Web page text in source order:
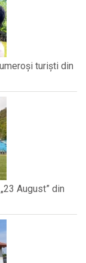
turiști din
August” din